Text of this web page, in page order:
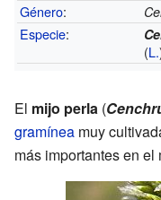
Género:
Especie:
(L.
El mijo perla (
gramínea muy
más importantes en el